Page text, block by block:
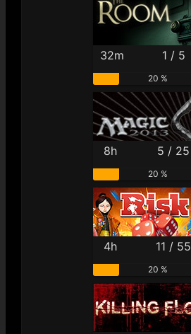
32m 1 / 5
20 %
8h 5 / 25
20 %
4h 11 / 55
20 %